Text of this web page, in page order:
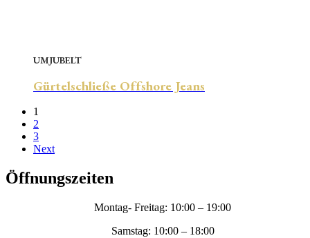
UMJUBELT
Gürtelschließe Offshore Jeans
1
2
3
Next
Öffnungszeiten
Montag- Freitag: 10:00 – 19:00
Samstag: 10:00 – 18:00